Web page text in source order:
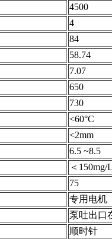
4500
4
84
58.74
7.07
650
730
<60°C
<2mm
6.5 ~8.5
＜150mg/
75
专用电机
泵吐出口
顺时针